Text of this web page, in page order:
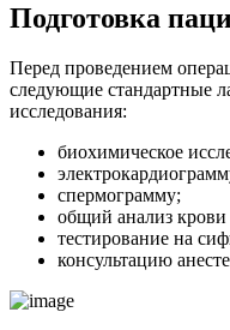
Подготовка
Перед проведением
следующие стандартные
исследования:
биохимическое
спермограмму;
общий анализ
тестирование на
консультацию